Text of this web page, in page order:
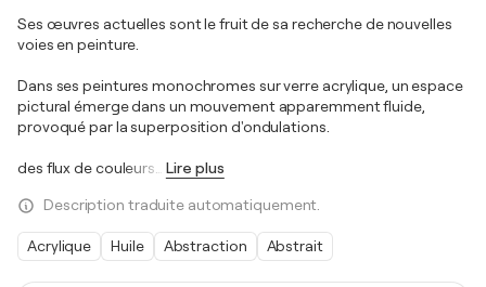
Ses œuvres actuelles sont le fruit de sa recherche de nouvelles
voies en peinture.
Dans ses peintures monochromes sur verre acrylique, un espace
pictural émerge dans un mouvement apparemment fluide,
provoqué par la superposition d'ondulations.
des flux de couleurs Lire plus
Description traduite automatiquement.
Acrylique Huile Abstraction Abstrait